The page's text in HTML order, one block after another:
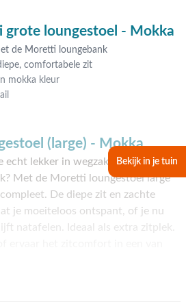
Bekijk in je tuin
loungestoel - Mokka
de Moretti loungebank
comfortabele zit
mokka kleur
(large) - Mokka
echt lekker in wegzakt als aanvulling
Met de Moretti loungestoel large
De diepe zit en zachte
je moeiteloos ontspant, of je nu
natafelen. Ideaal als extra zitplek.